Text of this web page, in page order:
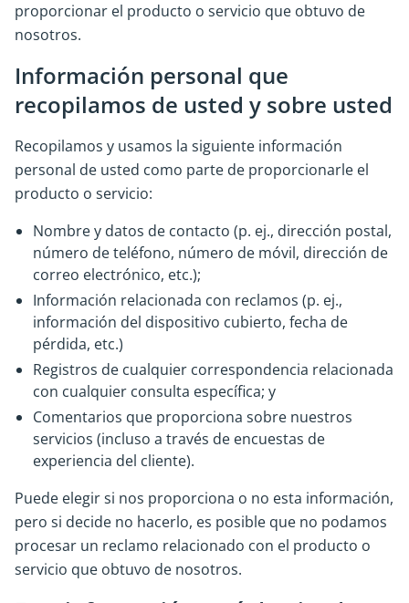
proporcionar el producto o servicio que obtuvo de
nosotros.
Información personal que
recopilamos de usted y sobre usted
Recopilamos y usamos la siguiente información
personal de usted como parte de proporcionarle el
producto o servicio:
Nombre y datos de contacto (p. ej., dirección postal,
número de teléfono, número de móvil, dirección de
correo electrónico, etc.);
Información relacionada con reclamos (p. ej.,
información del dispositivo cubierto, fecha de
pérdida, etc.)
Registros de cualquier correspondencia relacionada
con cualquier consulta específica; y
Comentarios que proporciona sobre nuestros
servicios (incluso a través de encuestas de
experiencia del cliente).
Puede elegir si nos proporciona o no esta información,
pero si decide no hacerlo, es posible que no podamos
procesar un reclamo relacionado con el producto o
servicio que obtuvo de nosotros.